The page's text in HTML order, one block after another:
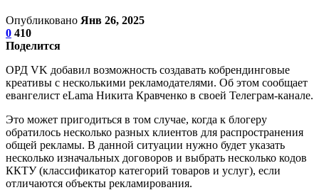
Опубликовано Янв 26, 2025
0 410
Поделится
ОРД VK добавил возможность создавать кобрендинговые
креативы с несколькими рекламодателями. Об этом сообщает
евангелист eLama Никита Кравченко в своей Телеграм-канале.
Это может пригодиться в том случае, когда к блогеру
обратилось несколько разных клиентов для распространения
общей рекламы. В данной ситуации нужно будет указать
несколько изначальных договоров и выбрать несколько кодов
ККТУ (классификатор категорий товаров и услуг), если
отличаются объекты рекламирования.